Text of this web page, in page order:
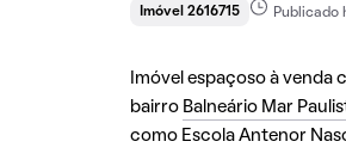
Imóvel 2616715 Publicado
Imóvel espaçoso à venda
bairro Balneário Mar
como Escola Antenor